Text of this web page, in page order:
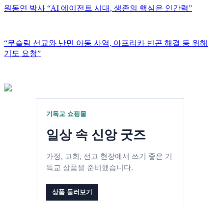
원동연 박사 “AI 에이전트 시대, 생존의 핵심은 인간력”
“무슬림 선교와 난민 아동 사역, 아프리카 빈곤 해결 등 위해
기도 요청”
선교신문 추천
나눔이 되는 소비
소중한 사람에게 전할 따뜻한 메시지와
실용적인 선물을 찾아보세요.
바로가기